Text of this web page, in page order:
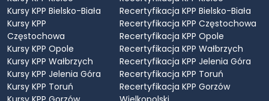
Kursy KPP Bielsko-Biała
Kursy KPP
Częstochowa
Kursy KPP Opole
Kursy KPP Wałbrzych
Kursy KPP Jelenia Góra
Kursy KPP Toruń
Recertyfikacja KPP Bielsko-Biała
Recertyfikacja KPP Częstochowa
Recertyfikacja KPP Opole
Recertyfikacja KPP Wałbrzych
Recertyfikacja KPP Jelenia Góra
Recertyfikacja KPP Toruń
Recertyfikacja KPP Gorzów